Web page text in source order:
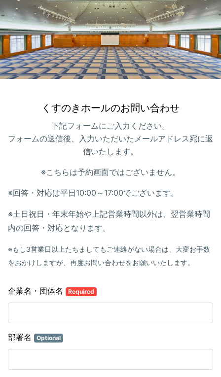
くすのきホールのお問い合わせ
下記フォームにご入力ください。
フォームの送信後、入力いただいたメールアドレス宛に返
信いたします。
※こちらは予約画面ではございません。
※回答・対応は平日10:00～17:00でございます。
※土日祝日・ 年末年始や上記営業時間以外は、翌営業時間
内の回答・対応となります。
※もし3営業日以上たちましてもご連絡がない場合は、 大変お手数
をおかけしますが、再度お問い合わせをお願いいたします。
企業名・団体名 Required
部署名 Optional